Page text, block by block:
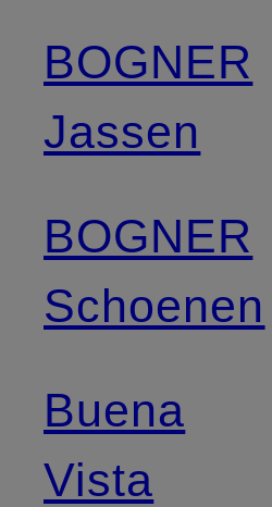
BOGNER
Jassen
BOGNER
Schoenen
Buena
Vista